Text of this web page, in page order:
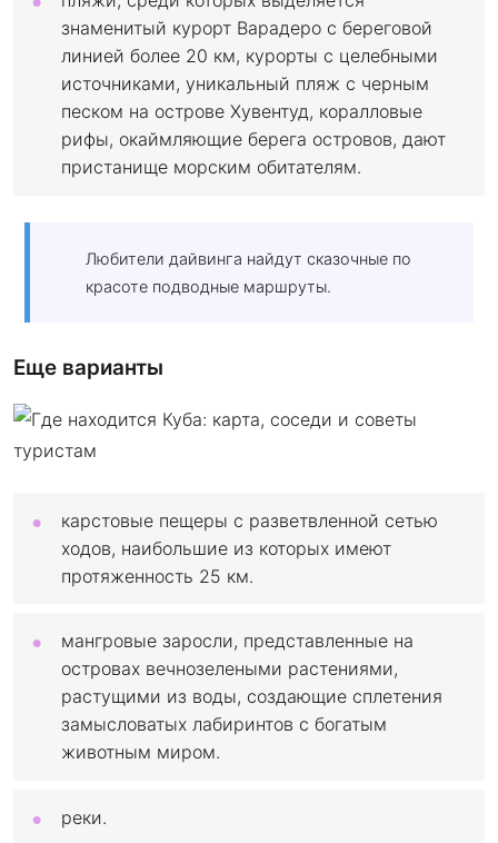
знаменитый курорт Варадеро с береговой
линией более 20 км, курорты с целебными
источниками, уникальный пляж с черным
песком на острове Хувентуд, коралловые
рифы, окаймляющие берега островов, дают
пристанище морским обитателям.
Любители дайвинга найдут сказочные по
красоте подводные маршруты.
Еще варианты
карстовые пещеры с разветвленной сетью
ходов, наибольшие из которых имеют
протяженность 25 км.
мангровые заросли, представленные на
островах вечнозелеными растениями,
растущими из воды, создающие сплетения
замысловатых лабиринтов с богатым
животным миром.
реки.